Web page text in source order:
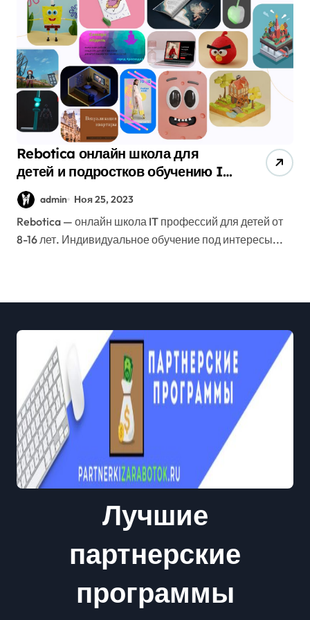
Rebotica онлайн школа для
детей и подростков обучению IT
профессий
admin Ноя 25, 2023
Rebotica — онлайн школа IT профессий для детей от
8-16 лет. Индивидуальное обучение под интересы...
Лучшие
партнерские
программы